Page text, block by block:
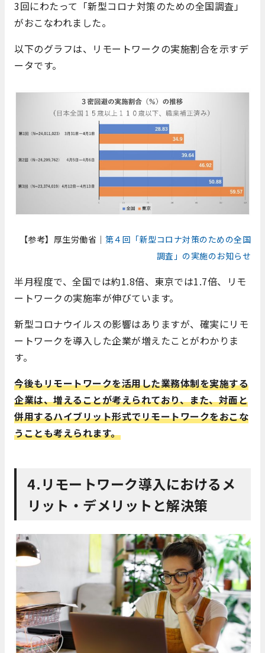
3回にわたって 「新型コロナ対策のための全国調査」
がおこなわれました。
以下のグラフは、リモートワークの実施割合を示すデ
ータです。
【参考】厚生労働省｜ 第４回「新型コロナ対策のための全国
調査」の実施のお知らせ
半月程度で、全国では約1.8倍、東京では1.7倍、リモ
ートワークの実施率が伸びています。
新型コロナウイルスの影響はありますが、確実にリモ
ートワークを導入した企業が増えたことがわかりま
す。
今後もリモートワークを活用した業務体制を実施する
企業は、増えることが考えられており、また、対面と
併用するハイブリット形式でリモートワークをおこな
うことも考えられます。
4.リモートワーク導入におけるメ
リット・デメリットと解決策